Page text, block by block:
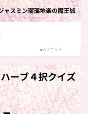
■カテゴリー